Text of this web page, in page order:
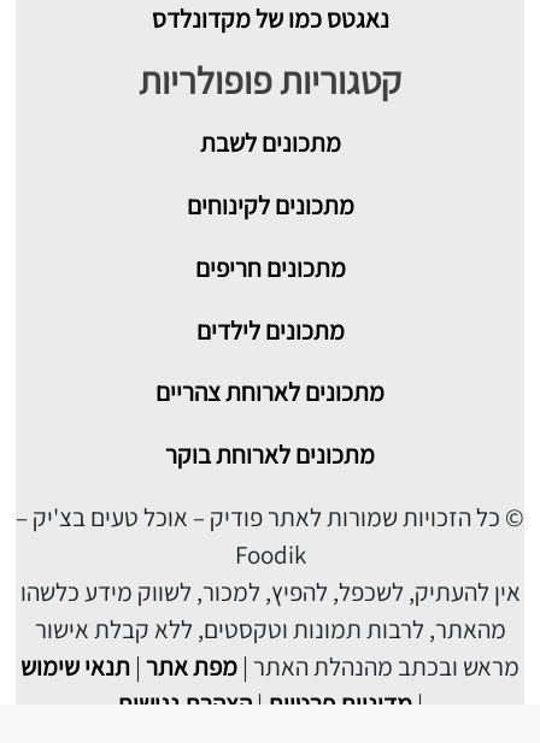
נאגטס כמו של מקדונלדס
קטגוריות פופולריות
מתכוניםלשבת
מתכונים לקינוחים
מתכונים חריפים
מתכונים לילדים
מתכונים לארוחת צהריים
מתכונים לארוחת בוקר
© כל הזכויות שמורות לאתר פודיק – אוכל טעים בצ'יק –
Foodik
אין להעתיק, לשכפל, להפיץ, למכור, לשווק מידע כלשהו
מהאתר, לרבות תמונות וטקסטים, ללא קבלת אישור
מראש ובכתב מהנהלת האתר | מפת אתר | תנאי שימוש
|מדיניות פרטיות |הצהרת נגישות